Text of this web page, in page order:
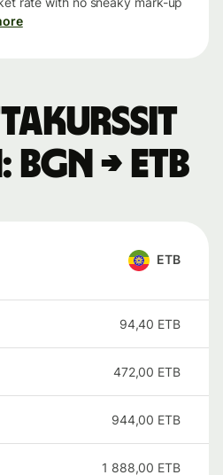
→ ETB
ETB
94,40 ETB
472,00 ETB
944,00 ETB
1 888,00 ETB